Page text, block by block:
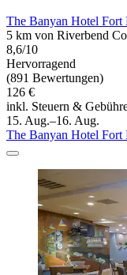
The Banyan Hotel
5 km von Riverbend
8,6/10
Hervorragend
(891 Bewertungen)
126 €
inkl. Steuern &
15. Aug.–16. Aug.
The Banyan Hotel